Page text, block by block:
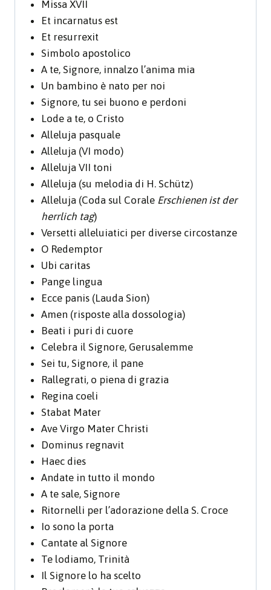
Missa XVII
Et incarnatus est
Et resurrexit
Simbolo apostolico
A te, Signore, innalzo l’anima mia
Un bambino è nato per noi
Signore, tu sei buono e perdoni
Lode a te, o Cristo
Alleluja pasquale
Alleluja (VI modo)
Alleluja VII toni
Alleluja (su melodia di H. Schütz)
Alleluja (Coda sul Corale Erschienen ist der
herrlich tag)
Versetti alleluiatici per diverse circostanze
O Redemptor
Ubi caritas
Pange lingua
Ecce panis (Lauda Sion)
Amen (risposte alla dossologia)
Beati i puri di cuore
Celebra il Signore, Gerusalemme
Sei tu, Signore, il pane
Rallegrati, o piena di grazia
Regina coeli
Stabat Mater
Ave Virgo Mater Christi
Dominus regnavit
Haec dies
Andate in tutto il mondo
A te sale, Signore
Ritornelli per l’adorazione della S. Croce
Io sono la porta
Cantate al Signore
Te lodiamo, Trinità
Il Signore lo ha scelto